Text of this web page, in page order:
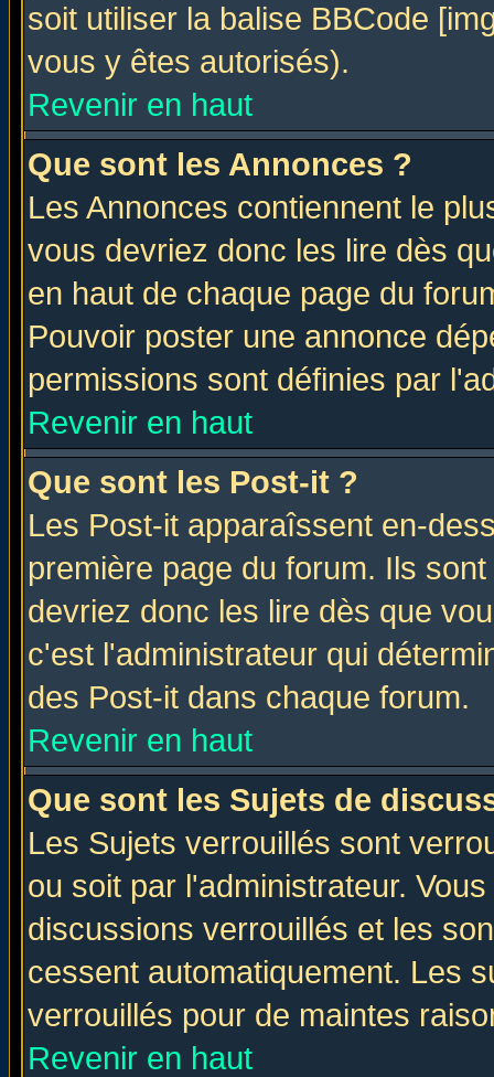
soit utiliser la balise BBCode
vous y êtes autorisés).
Revenir en haut
Que sont les Annonces ?
Les Annonces contiennent le
vous devriez donc les lire dès
en haut de chaque page du
Pouvoir poster une annonce
permissions sont définies par
Revenir en haut
Que sont les Post-it ?
Les Post-it apparaîssent en-
première page du forum. Ils
devriez donc les lire dès que
c'est l'administrateur qui
des Post-it dans chaque forum.
Revenir en haut
Que sont les Sujets de
Les Sujets verrouillés sont
ou soit par l'administrateur.
discussions verrouillés et les
cessent automatiquement. Les
verrouillés pour de maintes
Revenir en haut